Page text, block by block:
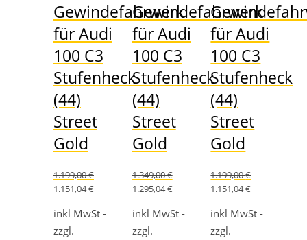
Gewindefahrwerk
für Audi
100 C3
Stufenheck
(44)
Street
Gold
1.199,00€
Ursprünglicher
war:
1.199,00 €
1.151,04€Aktueller
ist:
inkl MwSt -
zzgl.
Gewindefahrwerk
für Audi
100 C3
Stufenheck
(44)
Street
Gold
1.349,00€
Ursprünglicher
war:
1.349,00 €
1.295,04€Aktueller
ist:
inkl MwSt -
zzgl.
für Audi
100 C3
Stufenheck
(44)
Street
Gold
1.199,00€
Ursprünglicher
war:
1.199,00 €
1.151,04€Aktueller
ist:
inkl MwSt -
zzgl.